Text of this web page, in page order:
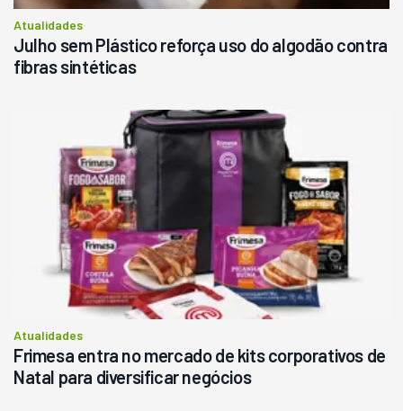
Atualidades
Julho sem Plástico reforça uso do algodão contra
fibras sintéticas
Atualidades
Frimesa entra no mercado de kits corporativos de
Natal para diversificar negócios